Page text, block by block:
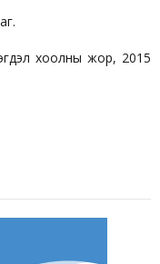
хоолны жор, 2015